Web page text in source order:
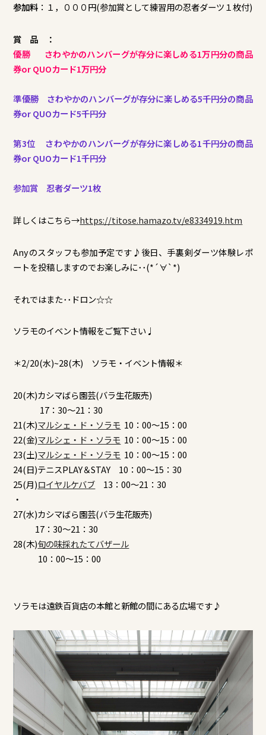
参加料 ：１，０００円(参加賞として練習用の忍者ダーツ１枚付)
賞 品 ：
優勝 さわやかのハンバーグが存分に楽しめる1万円分の商品
券or QUOカード1万円分
準優勝 さわやかのハンバーグが存分に楽しめる5千円分の商品
券or QUOカード5千円分
第3位 さわやかのハンバーグが存分に楽しめる1千円分の商品
券or QUOカード1千円分
参加賞 忍者ダーツ1枚
詳しくはこちら→https://titose.hamazo.tv/e8334919.htm
Anyのスタッフも参加予定です♪後日、手裏剣ダーツ体験レポ
ートを投稿しますのでお楽しみに･･(*´∀`*)
それではまた･･ドロン☆☆
ソラモのイベント情報をご覧下さい♩
＊2/20(水)~28(木) ソラモ・イベント情報＊
20(木)カシマばら園芸(バラ生花販売)
17：30～21：30
21(木)マルシェ・ド・ソラモ 10：00～15：00
22(金)マルシェ・ド・ソラモ 10：00～15：00
23(土)マルシェ・ド・ソラモ 10：00～15：00
24(日)テニスPLAY＆STAY 10：00～15：30
25(月)ロイヤルケバブ 13：00～21：30
・
27(水)カシマばら園芸(バラ生花販売)
17：30～21：30
28(木)旬の味採れたてバザール
10：00～15：00
ソラモは遠鉄百貨店の本館と新館の間にある広場です♪